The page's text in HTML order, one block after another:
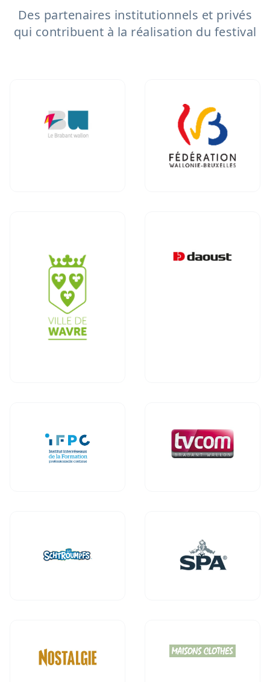
Des partenaires institutionnels et privés
qui contribuent à la réalisation du festival